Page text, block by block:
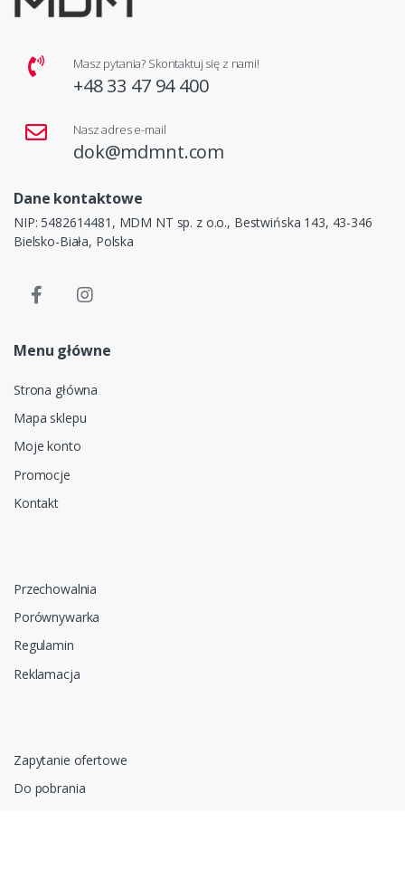
Masz pytania? Skontaktuj się z nami!
+48 33 47 94 400
Nasz adres e-mail
dok@mdmnt.com
Dane kontaktowe
NIP: 5482614481, MDM NT sp. z o.o., Bestwińska 143, 43-346
Bielsko-Biała, Polska
Menu główne
Strona główna
Mapa sklepu
Moje konto
Promocje
Kontakt
Przechowalnia
Porównywarka
Regulamin
Reklamacja
Zapytanie ofertowe
Do pobrania